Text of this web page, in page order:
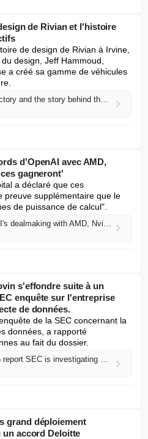
de Rivian et l'histoire
de design de Rivian à Irvine,
design, Jeff Hammoud,
a créé sa gamme de véhicules
Inside Rivian's design factory and the story behind those distinct headlights
d'OpenAI avec AMD,
gagneront'
a déclaré que ces
preuve supplémentaire que le
de puissance de calcul".
Brad Gerstner on OpenAI's dealmaking with AMD, Nvidia: 'The best chips will win'
s'effondre suite à un
enquête sur l'entreprise
de données.
de la SEC concernant la
données, a rapporté
au fait du dossier.
AppLovin stock tanks on report SEC is investigating company over data-collection practices
grand déploiement
un accord Deloitte